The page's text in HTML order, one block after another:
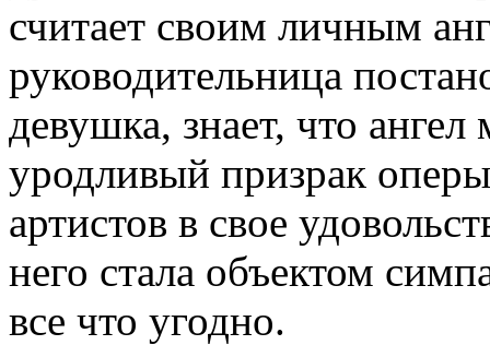
считает своим личным
руководительница
девушка, знает, что
уродливый призрак
артистов в свое
него стала объектом
все что угодно.